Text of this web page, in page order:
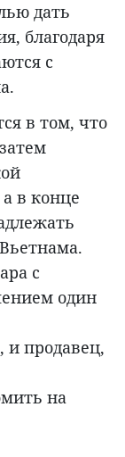
дать
благодаря
с
в том, что
в конце
с
один
и продавец,
на